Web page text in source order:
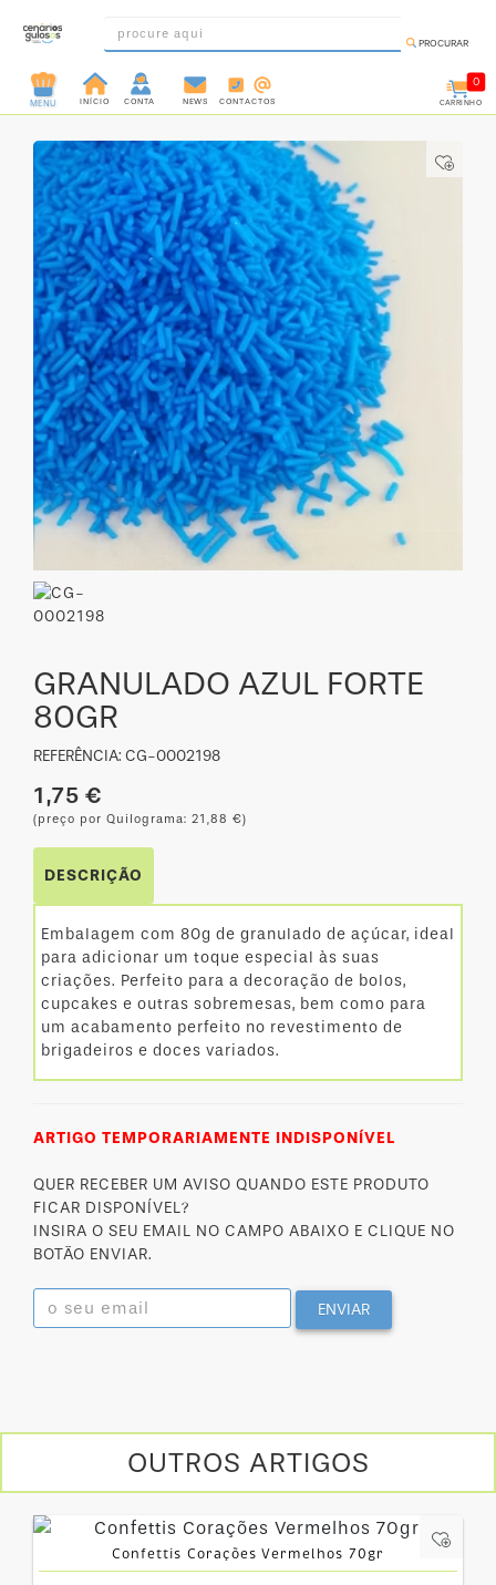
INGREDIENTES
PRÉ-
PRONTOS
MOLDES
E
FORMAS
UTENSÍLIOS
DECORAÇÃO
DESCARTÁVEIS
FESTA
FORMATOS
MINI
PROCURAR
MENU INÍCIO CONTA NEWS CONTACTOS
0
CARRINHO
GRANULADO AZUL FORTE
80GR
REFERÊNCIA: CG-0002198
1,75 €
(preço por Quilograma: 21,88 €)
DESCRIÇÃO
Embalagem com 80g de granulado de açúcar, ideal
para adicionar um toque especial às suas
criações. Perfeito para a decoração de bolos,
cupcakes e outras sobremesas, bem como para
um acabamento perfeito no revestimento de
brigadeiros e doces variados.
ARTIGO TEMPORARIAMENTE INDISPONÍVEL
QUER RECEBER UM AVISO QUANDO ESTE PRODUTO
FICAR DISPONÍVEL?
INSIRA O SEU EMAIL NO CAMPO ABAIXO E CLIQUE NO
BOTÃO ENVIAR.
ENVIAR
OUTROS ARTIGOS
Confettis Corações Vermelhos 70gr